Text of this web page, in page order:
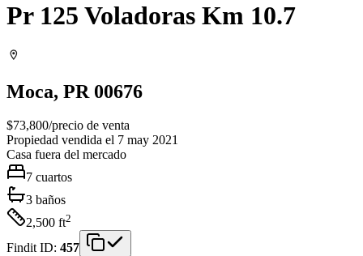
Pr 125 Voladoras Km 10.7
Moca, PR 00676
$73,800/precio de venta
Propiedad vendida el 7 may 2021
Casa fuera del mercado
7 cuartos
3 baños
2,500 ft2
Findit ID: 457